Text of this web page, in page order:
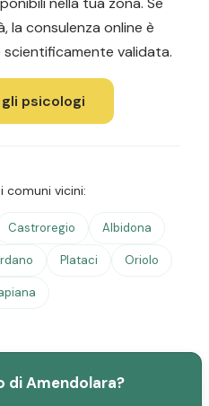
la consulenza online è
validata.
psicologi
comuni vicini:
Castroregio Albidona
Plataci Oriolo
di Amendolara?